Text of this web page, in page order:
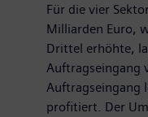
Für die vier
Milliarden Euro,
Drittel erhöhte,
Auftragseingang
Auftragseingang
profitiert. Der